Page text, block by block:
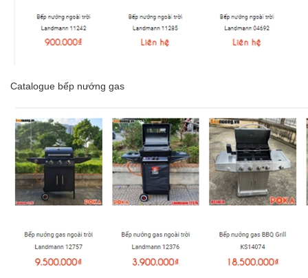
Catalogue bếp nướng gas